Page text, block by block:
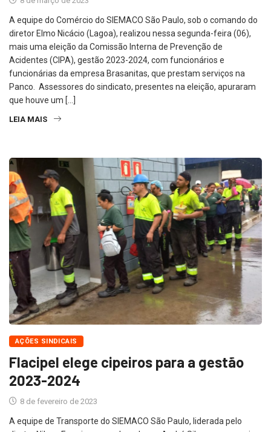
A equipe do Comércio do SIEMACO São Paulo, sob o comando do
diretor Elmo Nicácio (Lagoa), realizou nessa segunda-feira (06),
mais uma eleição da Comissão Interna de Prevenção de
Acidentes (CIPA), gestão 2023-2024, com funcionários e
funcionárias da empresa Brasanitas, que prestam serviços na
Panco. Assessores do sindicato, presentes na eleição, apuraram
que houve um […]
LEIA MAIS
AÇÕES SINDICAIS
Flacipel elege cipeiros para a gestão
2023-2024
8 de fevereiro de 2023
A equipe de Transporte do SIEMACO São Paulo, liderada pelo